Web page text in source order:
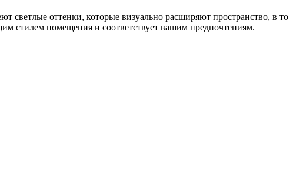
светлые оттенки, которые визуально расширяют пространство, в то
стилем помещения и соответствует вашим предпочтениям.